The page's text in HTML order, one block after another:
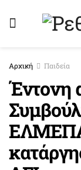
Αρχική Παιδεία
Έντονη
ΕΛΜΕΠΑ